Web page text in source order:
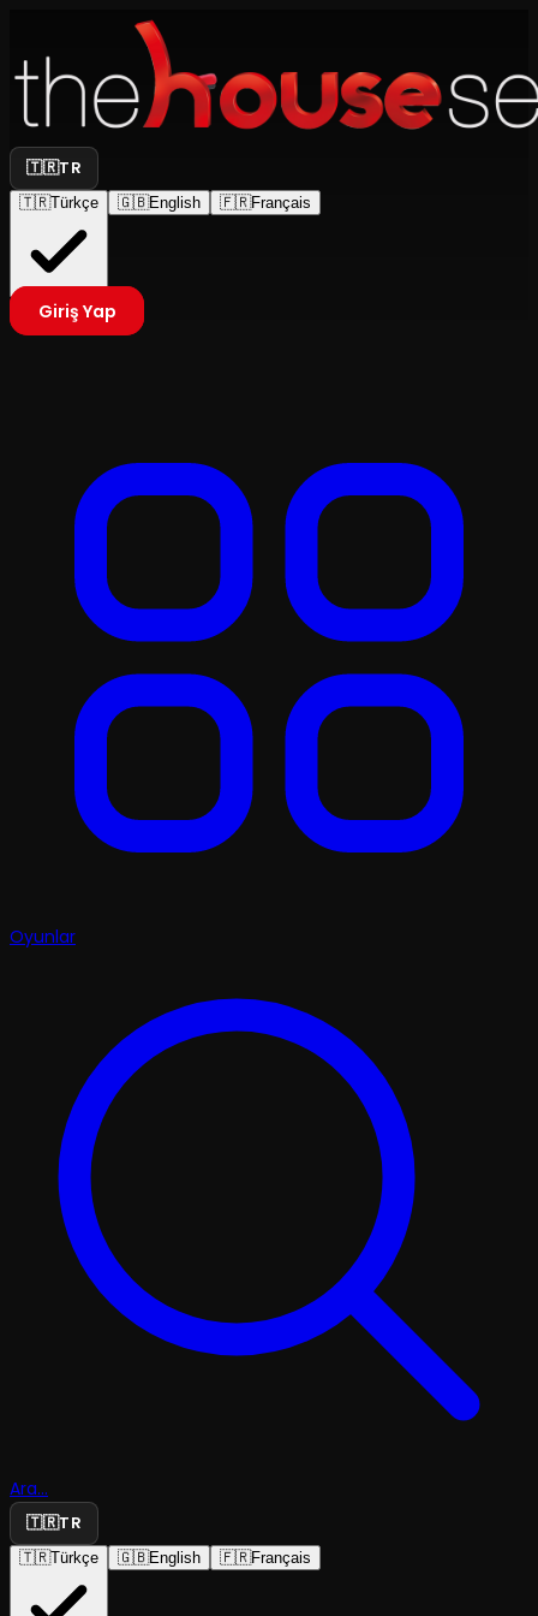
🇹🇷TR
🇹🇷Türkçe 🇬🇧English 🇫🇷Français
Giriş Yap
Oyunlar
Ara...
🇹🇷TR
🇹🇷Türkçe 🇬🇧English 🇫🇷Français